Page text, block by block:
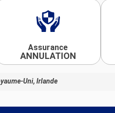
Assurance
ANNULATION
Uni, Irlande